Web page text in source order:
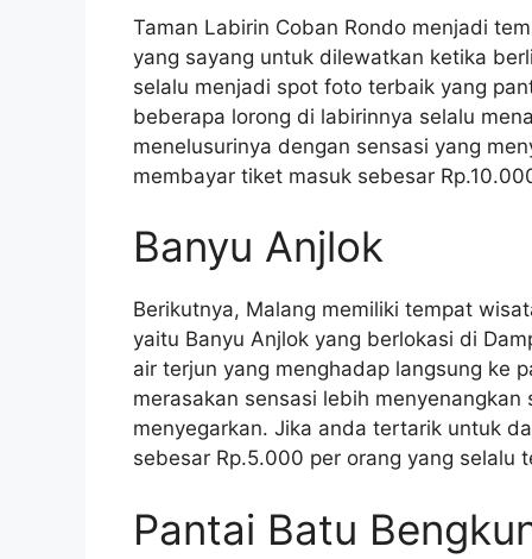
Taman Labirin Coban Rondo menjadi
yang sayang untuk dilewatkan ketika
selalu menjadi spot foto terbaik yang
beberapa lorong di labirinnya selalu
menelusurinya dengan sensasi yang
membayar tiket masuk sebesar
Banyu Anjlok
Berikutnya, Malang memiliki tempat
yaitu Banyu Anjlok yang berlokasi di
air terjun yang menghadap langsung ke
merasakan sensasi lebih
menyegarkan. Jika anda tertarik untuk
sebesar Rp.5.000 per orang yang selalu
Pantai Batu